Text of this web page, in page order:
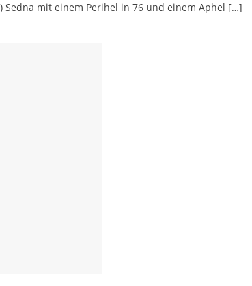
Sedna mit einem Perihel in 76 und einem Aphel […]